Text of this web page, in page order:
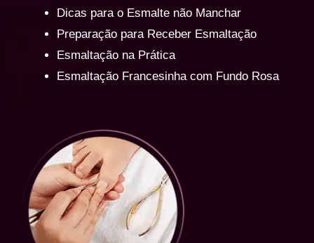
Dicas para o Esmalte não Manchar
Preparação para Receber Esmaltação
Esmaltação na Prática
Esmaltação Francesinha com Fundo Rosa